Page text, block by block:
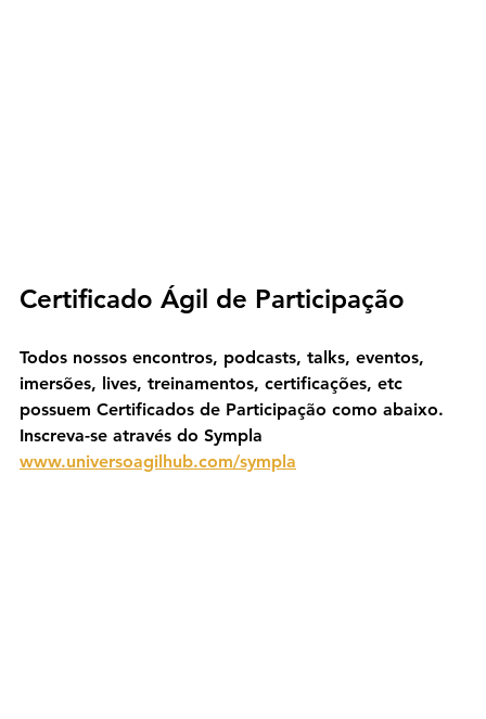
Certificado Ágil de Participação
Todos nossos encontros, podcasts, talks, eventos,
imersões, lives, treinamentos, certificações, etc
possuem Certificados de Participação como abaixo.
Inscreva-se através do Sympla
www.universoagilhub.com/sympla